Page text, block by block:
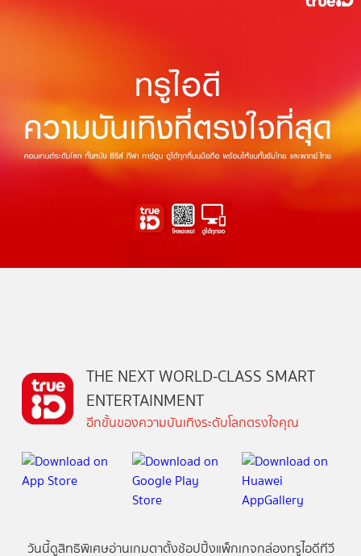
THE NEXT WORLD-CLASS SMART
ENTERTAINMENT
อีกขั้นของความบันเทิงระดับโลกตรงใจคุณ
วันนี้ดูสิทธิพิเศษอ่านเกมตาตั้งช้อปปิ้งแพ็กเกจกล่องทรูไอดีทีวี